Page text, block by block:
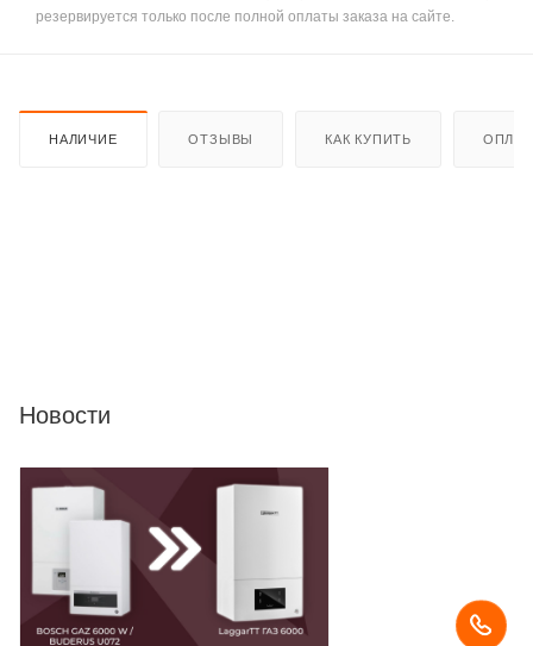
резервируется только после полной оплаты заказа на сайте.
НАЛИЧИЕ ОТЗЫВЫ КАК КУПИТЬ
Новости